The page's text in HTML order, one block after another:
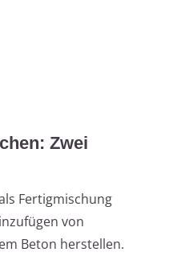
Zwei
Fertigmischung
von
Beton herstellen.